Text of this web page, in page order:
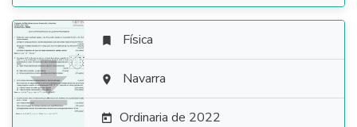

 Física
 Navarra
 Ordinaria de 2022